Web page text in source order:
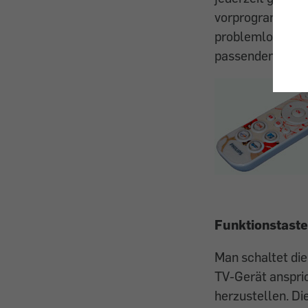
problemlos.
passenden
Man schaltet
TV-Gerät
herzustellen.